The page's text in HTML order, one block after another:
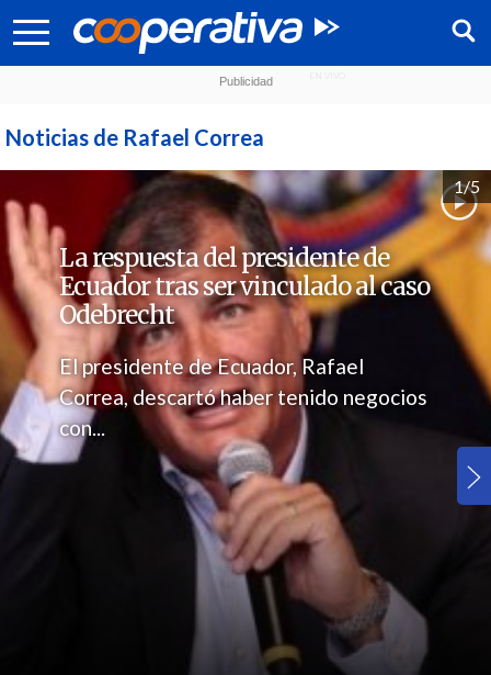
Síguenos:
Noticias de Rafael Correa
1/5
La respuesta del presidente de
Ecuador tras ser vinculado al caso
Odebrecht
El presidente de Ecuador, Rafael
Correa, descartó haber tenido negocios
con...